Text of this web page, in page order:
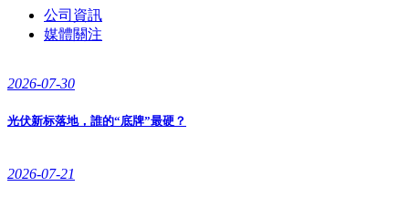
公司資訊
媒體關注
2026-07-30
光伏新标落地，誰的“底牌”最硬？
2026-07-21